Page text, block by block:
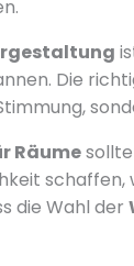
Die
Räume
schaffen,
die Wahl der